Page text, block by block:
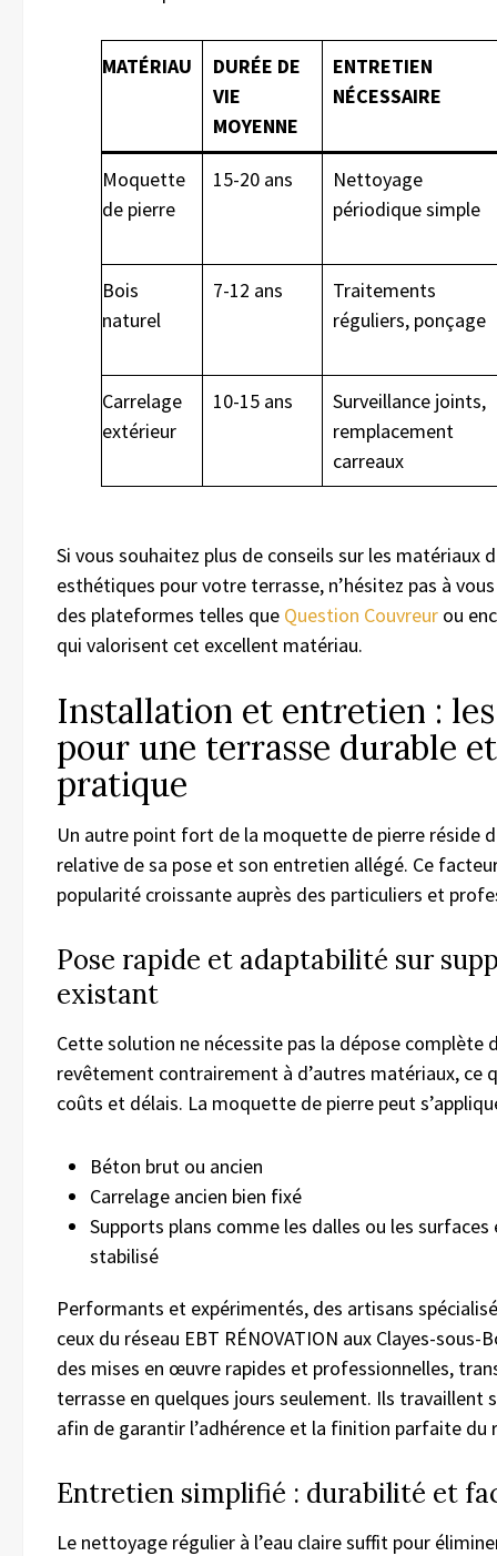
MATÉRIAU
DURÉE DE
VIE
MOYENNE
ENTRETIEN
NÉCESSAIRE
Moquette
de pierre
15-20 ans
Nettoyage
périodique simple
Bois
naturel
7-12 ans
Traitements
réguliers, ponçage
Carrelage
extérieur
10-15 ans
Surveillance joints,
remplacement
carreaux
Si vous souhaitez plus de conseils sur les matériaux
esthétiques pour votre terrasse, n’hésitez pas à
des plateformes telles que Question Couvreur ou
qui valorisent cet excellent matériau.
Installation et entretien :
pour une terrasse durable et
pratique
Un autre point fort de la moquette de pierre réside
relative de sa pose et son entretien allégé. Ce
popularité croissante auprès des particuliers et
Pose rapide et adaptabilité sur
existant
Cette solution ne nécessite pas la dépose complète
revêtement contrairement à d’autres matériaux, ce
coûts et délais. La moquette de pierre peut
Béton brut ou ancien
Carrelage ancien bien fixé
Supports plans comme les dalles ou les surfaces
stabilisé
Performants et expérimentés, des artisans
ceux du réseau EBT RÉNOVATION aux Clayes-sous-
des mises en œuvre rapides et professionnelles,
terrasse en quelques jours seulement. Ils travaillent
afin de garantir l’adhérence et la finition parfaite du
Entretien simplifié : durabilité et
Le nettoyage régulier à l’eau claire suffit pour